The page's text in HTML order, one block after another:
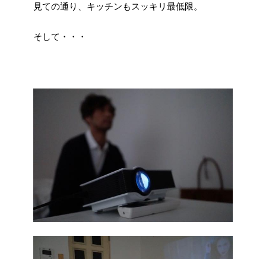
見ての通り、キッチンもスッキリ最低限。
そして・・・